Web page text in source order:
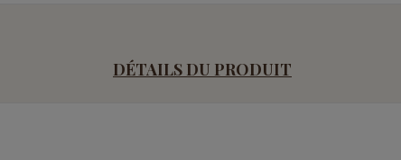
DÉTAILS DU PRODUIT